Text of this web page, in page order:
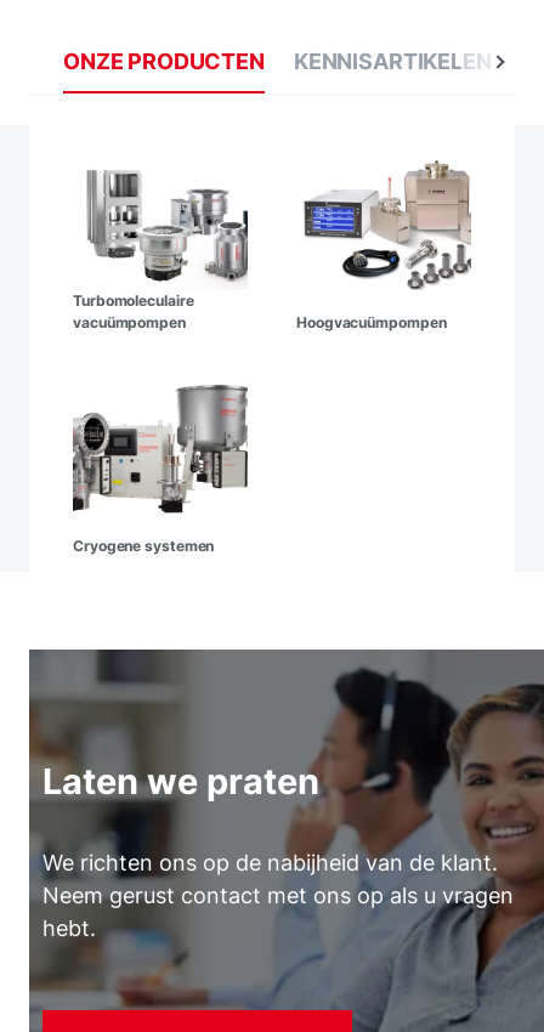
ONZE PRODUCTEN KENNISARTIKELEN
Turbomoleculaire
vacuümpompen
Hoogvacuümpompen
Cryogene systemen
Laten we praten
We richten ons op de nabijheid van de klant.
Neem gerust contact met ons op als u vragen
hebt.